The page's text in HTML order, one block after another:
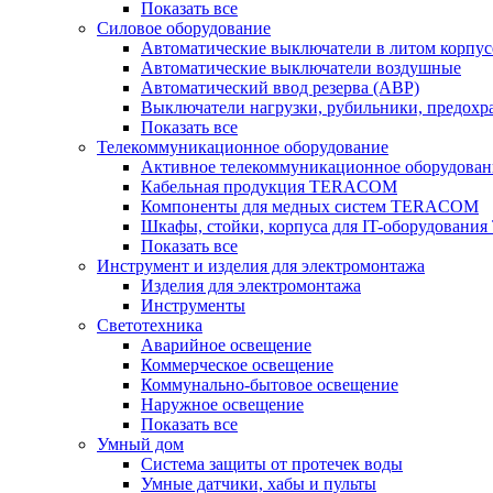
Показать все
Силовое оборудование
Автоматические выключатели в литом
Автоматические выключатели воздушные
Автоматический ввод резерва (АВР)
Выключатели нагрузки, рубильники,
Показать все
Телекоммуникационное оборудование
Активное телекоммуникационное
Кабельная продукция TERACOM
Компоненты для медных систем TERACOM
Шкафы, стойки, корпуса для IT-
Показать все
Инструмент и изделия для электромонтажа
Изделия для электромонтажа
Инструменты
Светотехника
Аварийное освещение
Коммерческое освещение
Коммунально-бытовое освещение
Наружное освещение
Показать все
Умный дом
Система защиты от протечек воды
Умные датчики, хабы и пульты